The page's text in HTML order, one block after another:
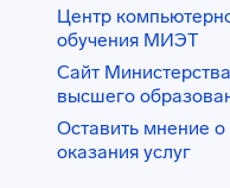
Центр
обучения МИЭТ
Сайт
высшего
Оставить мнение о
оказания услуг